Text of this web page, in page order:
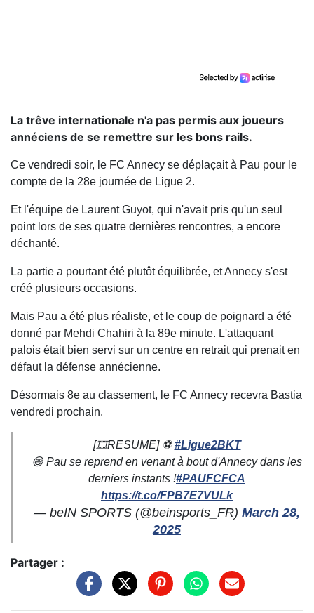
La trêve internationale n'a pas permis aux joueurs
annéciens de se remettre sur les bons rails.
Ce vendredi soir, le FC Annecy se déplaçait à Pau pour le
compte de la 28e journée de Ligue 2.
Et l'équipe de Laurent Guyot, qui n'avait pris qu'un seul
point lors de ses quatre dernières rencontres, a encore
déchanté.
La partie a pourtant été plutôt équilibrée, et Annecy s'est
créé plusieurs occasions.
Mais Pau a été plus réaliste, et le coup de poignard a été
donné par Mehdi Chahiri à la 89e minute. L'attaquant
palois était bien servi sur un centre en retrait qui prenait en
défaut la défense annécienne.
Désormais 8e au classement, le FC Annecy recevra Bastia
vendredi prochain.
[🎞️RESUME] ⚽️#Ligue2BKT
😅 Pau se reprend en venant à bout d'Annecy dans les
derniers instants !#PAUFCFCA
https://t.co/FPB7E7VULk
— beIN SPORTS (@beinsports_FR) March 28,
2025
Partager :